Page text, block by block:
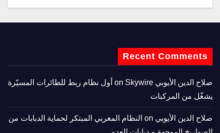
Recent Comments
صلاح الدين الأيوبي
Skywire أول نظام ربط للطائرات المسيّرة
يشغّل من المركبات
صلاح الدين الأيوبي
النظام المغربي المبتكر لحماية الدبابات من